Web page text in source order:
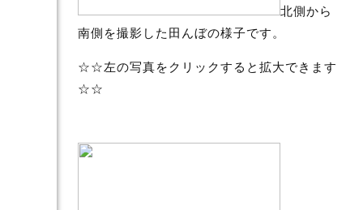
北側から
南側を撮影した田んぼの様子です。
☆☆左の写真をクリックすると拡大できます
☆☆